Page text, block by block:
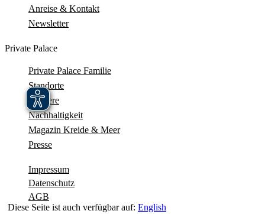
Anreise & Kontakt
Newsletter
Private Palace
Private Palace Familie
Standorte
Karriere
Nachhaltigkeit
Magazin Kreide & Meer
Presse
Impressum
Datenschutz
AGB
Diese Seite ist auch verfügbar auf: English